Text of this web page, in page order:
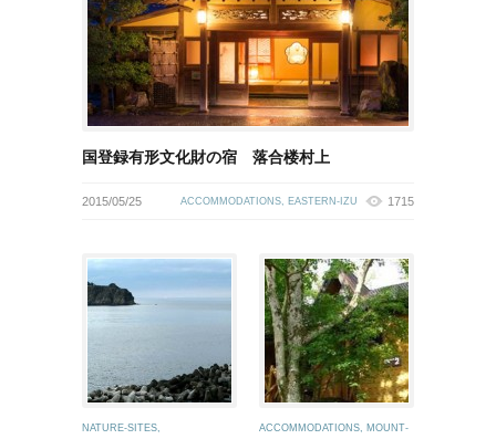
国登録有形文化財の宿 落合楼村上
2015/05/25 ACCOMMODATIONS, EASTERN-IZU 1715
NATURE-SITES,
ACCOMMODATIONS, MOUNT-